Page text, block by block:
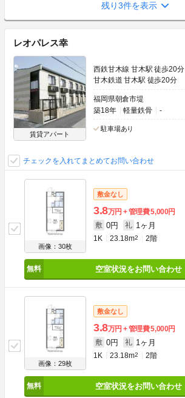
残り3件を表示
レオパレス幸
賃貸アパート
西鉄甘木線 甘木駅 徒歩20分
甘木鉄道 甘木駅 徒歩20分
福岡県朝倉市堤
築18年
軽量鉄骨 -
駐車場あり
チェックを入れてまとめてお問い合わせ
画像：30枚
敷金なし
3.8万円 管理費5,000円
敷 0円 礼 1ヶ月
1K 23.18m2 2階
空室状況をお問い合わせ
画像：29枚
敷金なし
3.8万円 管理費5,000円
敷 0円 礼 1ヶ月
1K 23.18m2 2階
空室状況をお問い合わせ